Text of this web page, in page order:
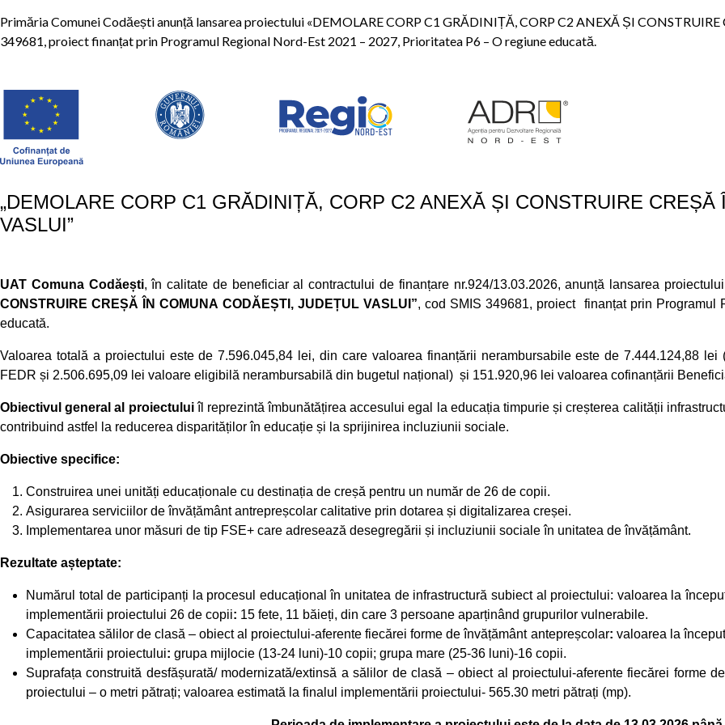
Primăria Comunei Codăești anunță lansarea proiectului «DEMOLARE CORP C1 GRĂDINIȚĂ, CORP C2 ANEXĂ ȘI
349681, proiect finanțat prin Programul Regional Nord-Est 2021 – 2027, Prioritatea P6 – O regiune educată.
„DEMOLARE CORP C1 GRĂDINIȚĂ, CORP C2 ANEXĂ ȘI CONSTRUIRE
VASLUI”
UAT Comuna Codăești, în calitate de beneficiar al contractului de finanțare nr.924/13.03.2026, anunță lansarea
CONSTRUIRE CREȘĂ ÎN COMUNA CODĂEȘTI, JUDEȚUL VASLUI”, cod SMIS 349681, proiect finanțat prin Programul
educată.
Valoarea totală a proiectului este de 7.596.045,84 lei, din care valoarea finanțării nerambursabile este de 7.444.124,88
FEDR și 2.506.695,09 lei valoare eligibilă nerambursabilă din bugetul național) și 151.920,96 lei valoarea cofinanțării
Obiectivul general al proiectuluiîl reprezintă îmbunătățirea accesului egal la educația timpurie și creșterea calității
contribuind astfel la reducerea disparităților în educație și la sprijinirea incluziunii sociale.
Obiective specifice:
Construirea unei unități educaționale cu destinația de creșă pentru un număr de 26 de copii.
Asigurarea serviciilor de învățământ antrepreșcolar calitative prin dotarea și digitalizarea creșei.
Implementarea unor măsuri de tip FSE+ care adresează desegregării și incluziunii sociale în unitatea de învățământ.
Rezultate așteptate:
Numărul total de participanți la procesul educațional în unitatea de infrastructură subiect al proiectului: valoarea la
implementării proiectului 26 de copii: 15 fete, 11 băieți, din care 3 persoane aparținând grupurilor vulnerabile.
Capacitatea sălilor de clasă – obiect al proiectului-aferente fiecărei forme de învățământ antepreșcolar: valoarea la
implementării proiectului: grupa mijlocie (13-24 luni)-10 copii; grupa mare (25-36 luni)-16 copii.
Suprafața construită desfășurată/ modernizată/extinsă a sălilor de clasă – obiect al proiectului-aferente fiecărei forme
proiectului – o metri pătrați; valoarea estimată la finalul implementării proiectului- 565.30 metri pătrați (mp).